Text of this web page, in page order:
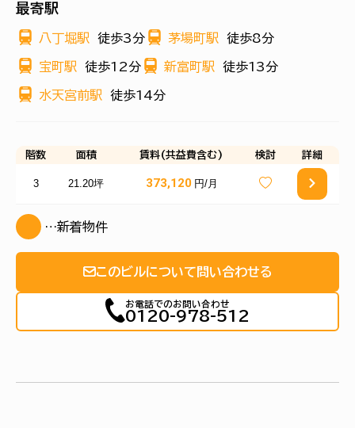
最寄駅
八丁堀駅 徒歩3分 茅場町駅 徒歩8分
宝町駅 徒歩12分 新富町駅 徒歩13分
水天宮前駅 徒歩14分
階数 面積 賃料(共益費含む) 検討 詳細
3 21.20坪 373,120 円/月
…新着物件
このビルについて問い合わせる
お電話でのお問い合わせ
0120-978-512